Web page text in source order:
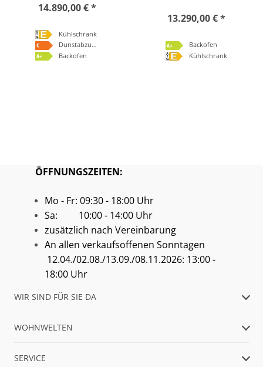
14.890,00 € *
Kühlschrank
Dunstabzugshaube
Backofen
13.290,00 € *
Backofen
Kühlschrank
ÖFFNUNGSZEITEN:
Mo - Fr: 09:30 - 18:00 Uhr
Sa: 10:00 - 14:00 Uhr
zusätzlich nach Vereinbarung
An allen verkaufsoffenen Sonntagen
12.04./02.08./13.09./08.11.2026: 13:00 -
18:00 Uhr
WIR SIND FÜR SIE DA
WOHNWELTEN
SERVICE